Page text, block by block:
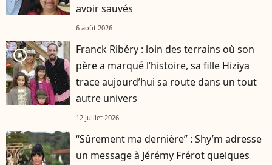
avoir sauvés
6 août 2026
player2
Franck Ribéry : loin des terrains où son
père a marqué l’histoire, sa fille Hiziya
trace aujourd’hui sa route dans un tout
autre univers
12 juillet 2026
“Sûrement ma dernière” : Shy’m adresse
un message à Jérémy Frérot quelques